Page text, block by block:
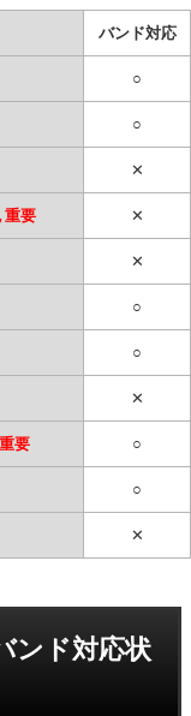
バンド対応
○
○
✕
重要 ✕
✕
○
○
✕
要 ○
○
✕
ンド対応状